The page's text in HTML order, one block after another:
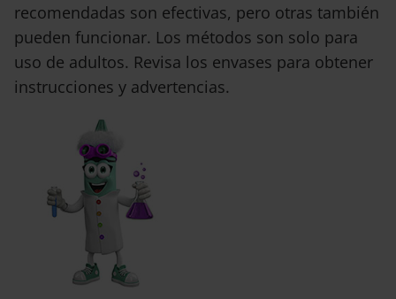
recomendadas son efectivas, pero otras también
pueden funcionar. Los métodos son solo para
uso de adultos. Revisa los envases para obtener
instrucciones y advertencias.